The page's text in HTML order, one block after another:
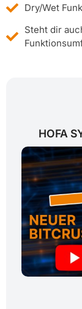
Dry/Wet
Steht dir
HOFA